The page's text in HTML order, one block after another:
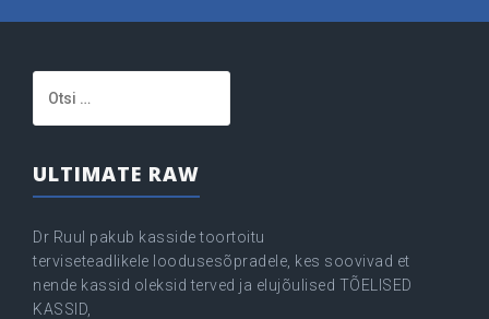
ULTIMATE RAW
Dr Ruul pakub kasside toortoitu
terviseteadlikele loodusesõpradele, kes soovivad et
nende kassid oleksid terved ja elujõulised TÕELISED
KASSID,